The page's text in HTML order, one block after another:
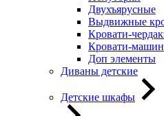
Двухъярусные
Выдвижные
Кровати-
Кровати-
Доп элементы
Диваны детские
Детские шкафы